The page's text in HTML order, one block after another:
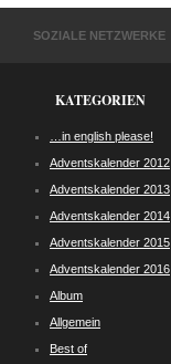
SOZIALE NETZWERKE
KATEGORIEN
…in english please!
Adventskalender 2012
Adventskalender 2013
Adventskalender 2014
Adventskalender 2015
Adventskalender 2016
Album
Allgemein
Best of